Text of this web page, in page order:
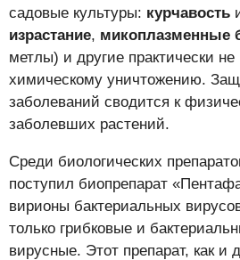
садовые культуры: курчавость
израстание, микоплазменные
метлы) и другие практически
химическому уничтожению.
заболеваний сводится к
заболевших растений.
Среди биологических
поступил биопрепарат
вирионы бактериальных
только грибковые и
вирусные. Этот препарат, как и